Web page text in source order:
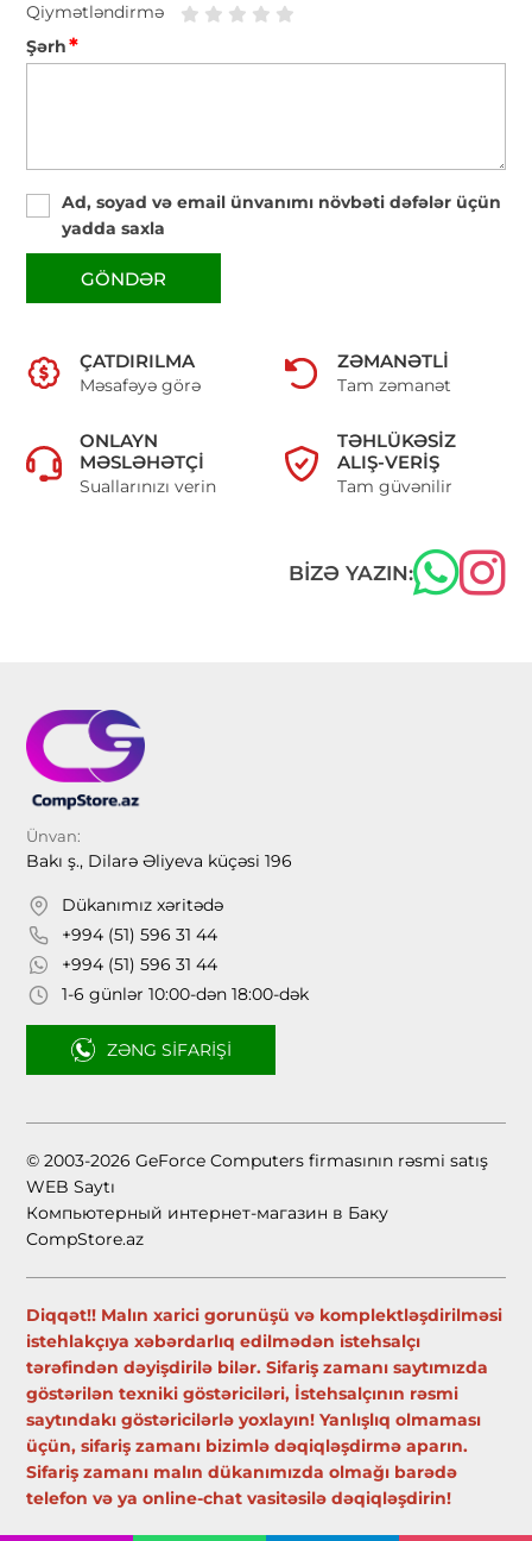
Qiymətləndirmə
Şərh*
Ad, soyad və email ünvanımı növbəti dəfələr üçün
yadda saxla
GÖNDƏR
ÇATDIRILMA
Məsafəyə görə
ZƏMANƏTLI
Tam zəmanət
ONLAYN
MƏSLƏHƏTÇI
Suallarınızı verin
TƏHLÜKƏSIZ
ALIŞ-VERIŞ
Tam güvənilir
BIZƏ YAZIN:
Ünvan:
Bakı ş., Dilarə Əliyeva küçəsi 196
Dükanımız xəritədə
+994 (51) 596 31 44
+994 (51) 596 31 44
1-6 günlər 10:00-dən 18:00-dək
ZƏNG SIFARIŞI
© 2003-2026 GeForce Computers firmasının rəsmi satış
WEB Saytı
Компьютерный интернет-магазин в Баку
CompStore.az
Diqqət!! Malın xarici gorunüşü və komplektləşdirilməsi
istehlakçıya xəbərdarlıq edilmədən istehsalçı
tərəfindən dəyişdirilə bilər. Sifariş zamanı saytımızda
göstərilən texniki göstəriciləri, İstehsalçının rəsmi
saytındakı göstəricilərlə yoxlayın! Yanlışlıq olmaması
üçün, sifariş zamanı bizimlə dəqiqləşdirmə aparın.
Sifariş zamanı malın dükanımızda olmağı barədə
telefon və ya online-chat vasitəsilə dəqiqləşdirin!